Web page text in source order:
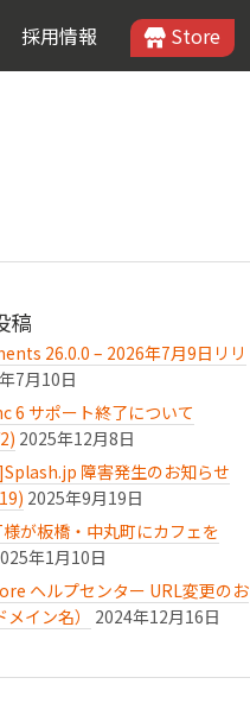
採用情報 Store
稿
26.0.0 – 2026年7月9日リリ
7月10日
6 サポート終了について
2025年12月8日
障害発生のお知らせ
2025年9月19日
様が板橋・中丸町にカフェを
年1月10日
ヘルプセンター URL変更のお
イン名）
2024年12月16日